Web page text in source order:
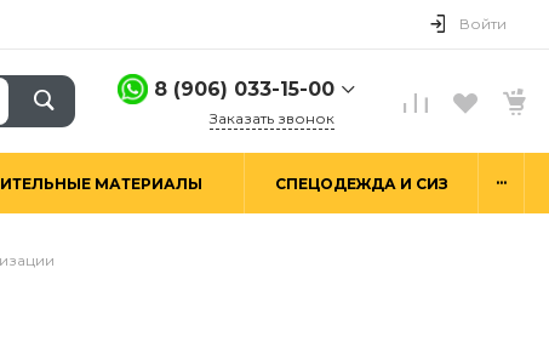
Войти
8 (906) 033-15-00
г. Москва,
Заказать звонок
МАТЕРИАЛЫ СПЕЦОДЕЖДА И СИЗ ...